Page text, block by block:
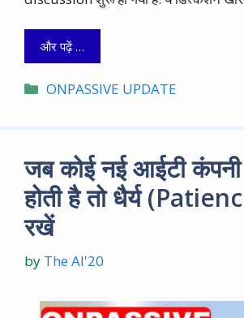
और पढ़ें …
Categories
ONPASSIVE UPDATE
जब कोई नई आईटी कंपनी
होती है तो धैर्य
रखें
by The AI'20